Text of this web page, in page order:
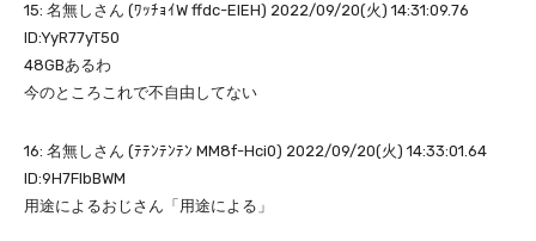
15: 名無しさん (ﾜｯﾁｮｲW ffdc-ElEH) 2022/09/20(火) 14:31:09.76
ID:YyR77yT50
48GBあるわ
今のところこれで不自由してない
16: 名無しさん (ﾃﾃﾝﾃﾝﾃﾝ MM8f-Hci0) 2022/09/20(火) 14:33:01.64
ID:9H7FlbBWM
用途によるおじさん「用途による」